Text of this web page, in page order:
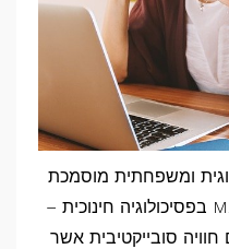
ומשפחתית מוסמכת
בעלת PHD בפסיכולוגיה ו – M.A בפסיכולוגיה חינוכית –
סובייקטיבית אשר